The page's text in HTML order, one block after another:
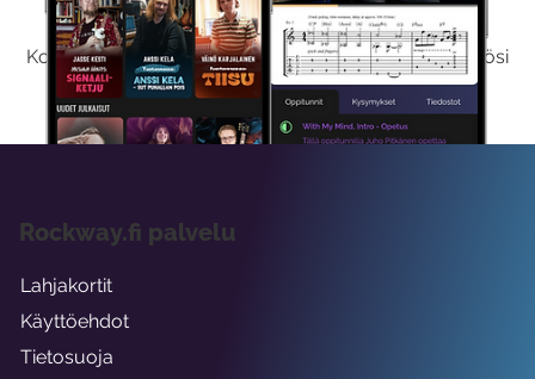
Kokeilemalla ilmaiseksi saat koko sisältömme käyttöösi
viikon ajaksi.
Rockway.fi palvelu
Lahjakortit
Käyttöehdot
Tietosuoja